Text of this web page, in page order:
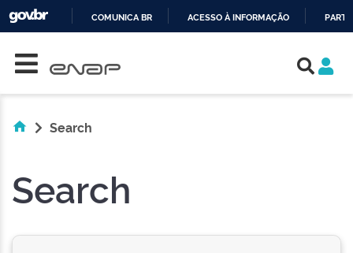
COMUNICA BR ACESSO À INFORMAÇÃO
Search
Search